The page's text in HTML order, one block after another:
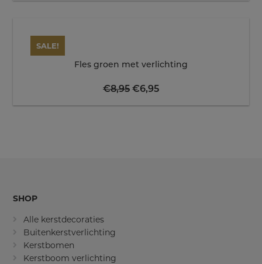
SALE!
Fles groen met verlichting
€8,95 Oorspronkelijke
was:
€6,95Huidige
is:
SHOP
Alle kerstdecoraties
Buitenkerstverlichting
Kerstbomen
Kerstboom verlichting